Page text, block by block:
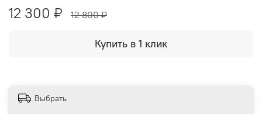
12 300 ₽ 12 800 ₽
Купить в 1 клик
Выбрать